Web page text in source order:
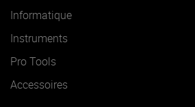
Informatique
Instruments
Pro Tools
Accessoires